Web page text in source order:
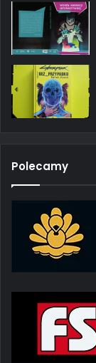
Polecamy